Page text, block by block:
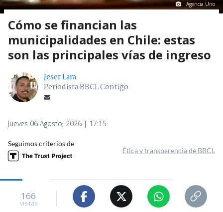
Agencia Uno
Cómo se financian las
municipalidades en Chile: estas
son las principales vías de ingreso
Jeser Lara
Periodista BBCL Contigo
Jueves 06 Agosto, 2026 | 17:15
Seguimos criterios de
Ética y transparencia de BBCL
166
visitas